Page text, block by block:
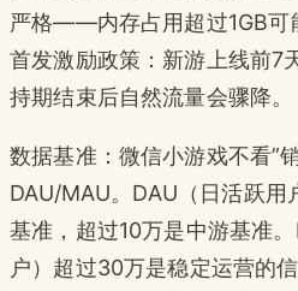
严格——内存占用超过1GB可
首发激励政策：新游上线前7
持期结束后自然流量会骤降。
数据基准：微信小游戏不看”
DAU/MAU。DAU（日活跃用
基准，超过10万是中游基准
户）超过30万是稳定运营的